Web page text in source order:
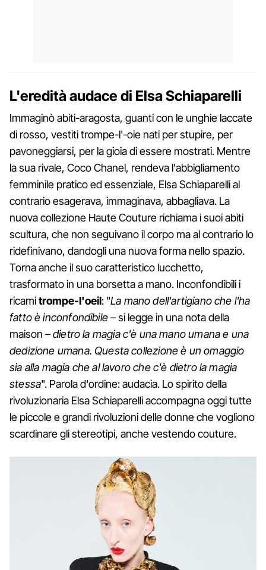
L'eredità audace di Elsa Schiaparelli
Immaginò abiti-aragosta, guanti con le unghie laccate
di rosso, vestiti trompe-l'-oie nati per stupire, per
pavoneggiarsi, per la gioia di essere mostrati. Mentre
la sua rivale, Coco Chanel, rendeva l'abbigliamento
femminile pratico ed essenziale, Elsa Schiaparelli al
contrario esagerava, immaginava, abbagliava. La
nuova collezione Haute Couture richiama i suoi abiti
scultura, che non seguivano il corpo ma al contrario lo
ridefinivano, dandogli una nuova forma nello spazio.
Torna anche il suo caratteristico lucchetto,
trasformato in una borsetta a mano. Inconfondibili i
ricamitrompe-l'oeil: "La mano dell'artigiano che l'ha
fatto è inconfondibile– si legge in una nota della
maison –dietro la magia c'è una mano umana e una
dedizione umana. Questa collezione è un omaggio
sia alla magia che al lavoro che c'è dietro la magia
stessa". Parola d'ordine: audacia. Lo spirito della
rivoluzionaria Elsa Schiaparelli accompagna oggi tutte
le piccole e grandi rivoluzioni delle donne che vogliono
scardinare gli stereotipi, anche vestendo couture.